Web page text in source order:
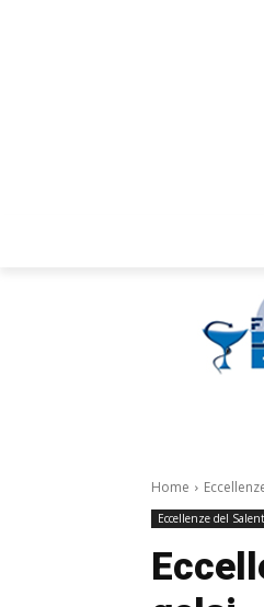
Home
Eccellenze del